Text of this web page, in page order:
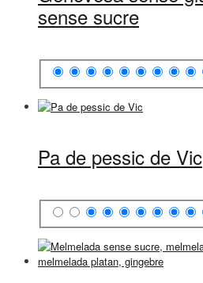
sense sucre
Pa de pessic de Vic